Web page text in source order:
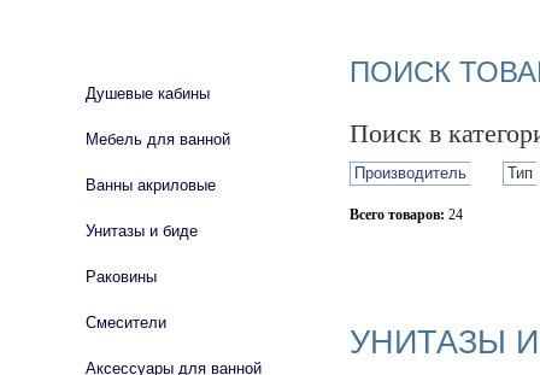
ПОИСК
Поиск в
Производитель Тип
Всего товаров: 24
УНИТАЗЫ
Душевые кабины
Мебель для ванной
Ванны акриловые
Унитазы и биде
Раковины
Смесители
Аксессуары для ванной